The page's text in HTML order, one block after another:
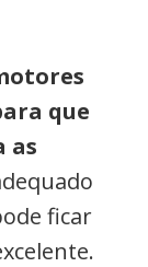
que
as
ficar